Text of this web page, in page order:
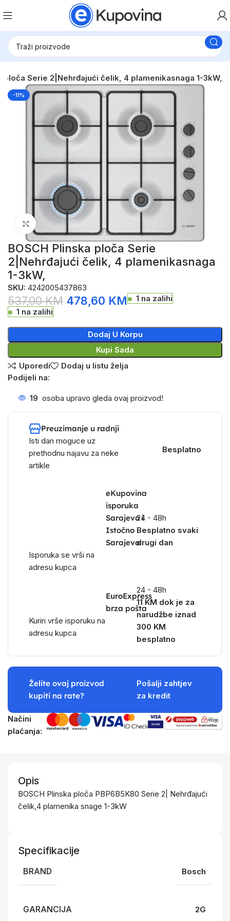
ploča Serie 2|Nehrđajući čelik, 4 plamenikasnaga 1-3kW,
-11%
Click to enlarge
BOSCH Plinska ploča Serie
2|Nehrđajući čelik, 4 plamenikasnaga
1-3kW,
SKU:4242005437863
537,00KM 478,60 KM
1 na zalihi
1 na zalihi
Dodaj U Korpu
Kupi Sada
Uporedi
Dodaj u listu želja
Podijeli na:
19 osoba upravo gleda ovaj proizvod!
Preuzimanje u radnji
Isti dan moguce uz
prethodnu najavu za neke
artikle
Besplatno
eKupovina
isporuka
Sarajevo i
Istočno
Sarajevo
Isporuka se vrši na
adresu kupca
24 - 48h
Besplatno svaki
drugi dan
EuroExpress
brza pošta
Kuriri vrše isporuku na
adresu kupca
24 - 48h
11 KM dok je za
narudžbe iznad
300 KM
besplatno
Želite ovaj proizvod
kupiti na rate?
Pošalji zahtjev
za kredit
Načini
plaćanja:
Opis
BOSCH Plinska ploča PBP6B5K80 Serie 2| Nehrđajući
čelik,4 plamenika snage 1-3kW
Specifikacije
BRAND Bosch
GARANCIJA 2G